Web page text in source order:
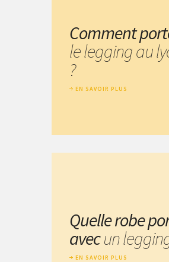
Comment
le legging au
?
EN SAVOIR PLUS
Quelle robe
avecun
EN SAVOIR PLUS